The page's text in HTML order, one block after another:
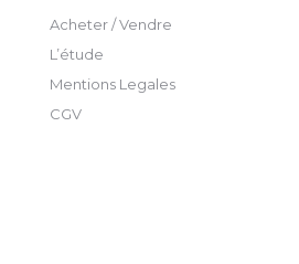
Acheter / Vendre
L’étude
Mentions Legales
CGV